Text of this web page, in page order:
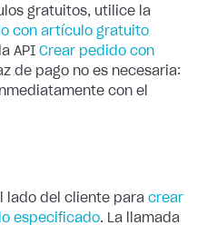
gratuitos, utilice la
con artículo gratuito
API Crear pedido con
de pago no es necesaria:
con el
lado del cliente para crear
especificado. La llamada